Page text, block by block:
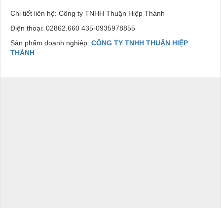
Chi tiết liên hệ: Công ty TNHH Thuận Hiệp Thành
Điện thoại: 02862.660 435-0935978855
Sản phẩm doanh nghiệp: CÔNG TY TNHH THUẬN HIỆP
THÀNH